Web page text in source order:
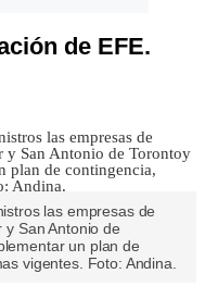
de EFE.
las empresas de
San Antonio de
un plan de
vigentes. Foto: Andina.